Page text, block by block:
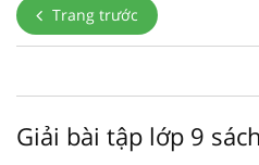
Trang trước
Giải bài tập lớp 9